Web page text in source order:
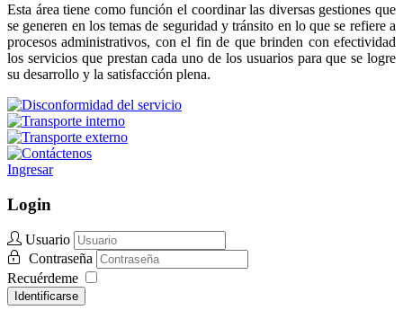
Esta área tiene como función el coordinar las diversas gestiones que
se generen en los temas de seguridad y tránsito en lo que se refiere a
procesos administrativos, con el fin de que brinden con efectividad
los servicios que prestan cada uno de los usuarios para que se logre
su desarrollo y la satisfacción plena.
Ingresar
Login
Usuario
Contraseña
Recuérdeme
Identificarse